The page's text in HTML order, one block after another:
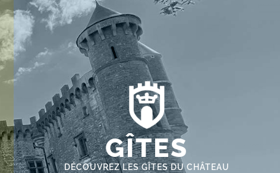
GÎTES
DÉCOUVREZ LES GÎTES DU CHÂTEAU